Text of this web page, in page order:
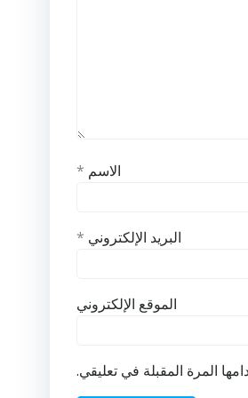
الاسم *
البريد الإلكتروني *
الموقع الإلكتروني
المرة المقبلة في تعليقي.